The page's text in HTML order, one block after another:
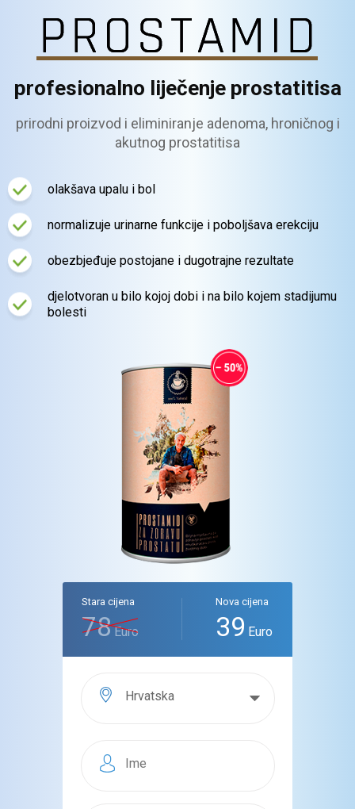
profesionalno liječenje prostatitisa
prirodni proizvod i eliminiranje adenoma, hroničnog i
akutnog prostatitisa
olakšava upalu i bol
normalizuje urinarne funkcije i poboljšava erekciju
obezbjeđuje postojane i dugotrajne rezultate
djelotvoran u bilo kojoj dobi i na bilo kojem stadijumu
bolesti
Stara cijena
78Euro
Nova cijena
39 Euro